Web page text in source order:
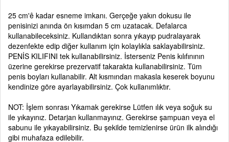
25 cm'ê kadar esneme imkanı. Gerçeğe yakın dokusu ile
penisinizi anında ön kısımdan 5 cm uzatacak. Defalarca
kullanabileceksiniz. Kullandıktan sonra yıkayıp pudralayarak
dezenfekte edip diğer kullanım için kolaylıkla saklayabilirsiniz.
PENİS KILIFINI tek kullanabilirsiniz. İsterseniz Penis kılıfınının
üzerine gerekirse prezervatif takarakta kullanabilirsiniz. Tüm
penis boyları kullanabilir. Alt kısmından makasla keserek boyunu
kendinize göre ayarlayabilirsiniz. Çok kullanımlıktır.
NOT: İşlem sonrası Yıkamak gerekirse Lütfen ılık veya soğuk su
ile yıkayınız. Detarjan kullanmayınız. Gerekirse şampuan veya el
sabunu ile yıkayabilirsiniz. Bu şekilde temizlenirse ürün ilk alındığı
gibi muhafaza edilebilir.